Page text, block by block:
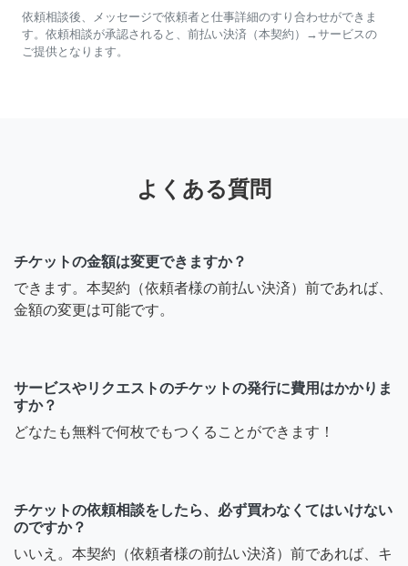
依頼相談後、メッセージで依頼者と仕事詳細のすり合わせができま
す。依頼相談が承認されると、前払い決済（本契約）→サービスの
ご提供となります。
よくある質問
チケットの金額は変更できますか？
できます。本契約（依頼者様の前払い決済）前であれば、
金額の変更は可能です。
サービスやリクエストのチケットの発行に費用はかかりま
すか？
どなたも無料で何枚でもつくることができます！
チケットの依頼相談をしたら、必ず買わなくてはいけない
のですか？
いいえ。本契約（依頼者様の前払い決済）前であれば、キ